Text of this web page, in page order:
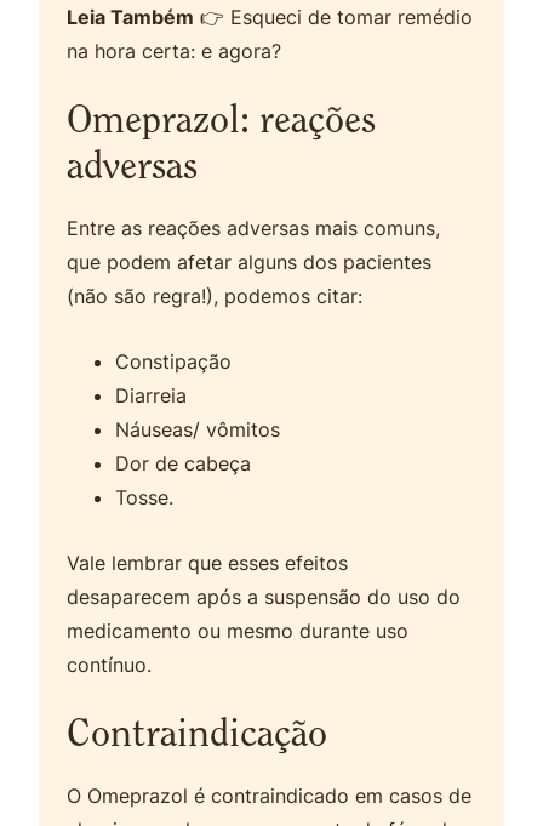
Leia Também 👉 Esqueci de tomar remédio
na hora certa: e agora?
Omeprazol: reações
adversas
Entre as reações adversas mais comuns,
que podem afetar alguns dos pacientes
(não são regra!), podemos citar:
Constipação
Diarreia
Náuseas/ vômitos
Dor de cabeça
Tosse.
Vale lembrar que esses efeitos
desaparecem após a suspensão do uso do
medicamento ou mesmo durante uso
contínuo.
Contraindicação
O Omeprazol é contraindicado em casos de